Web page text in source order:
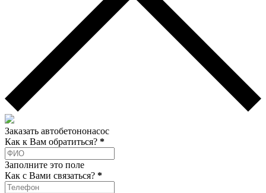
Заказать автобетононасос
Как к Вам обратиться? *
Заполните это поле
Как c Вами связаться? *